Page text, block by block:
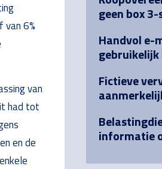
6%
van
had tot
en de
geen box
Handvol e-
gebruikelijk
Fictieve
informatie